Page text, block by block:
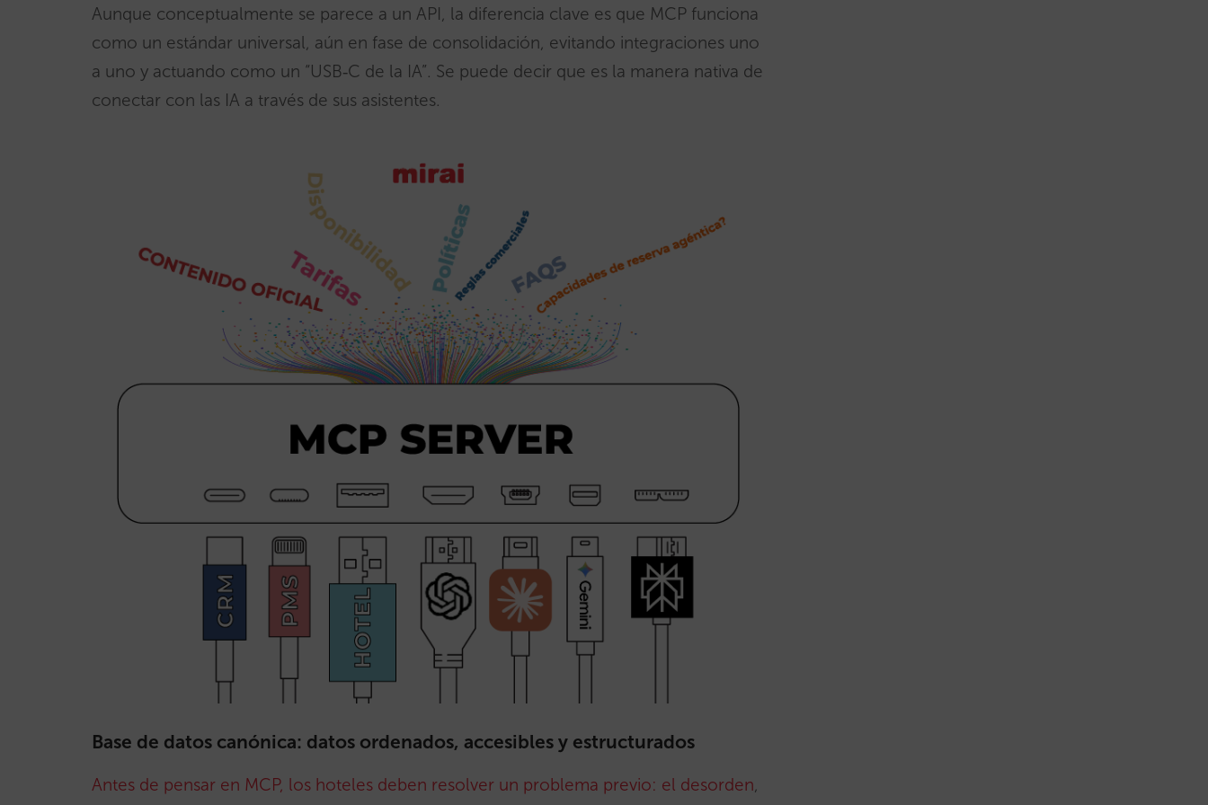
Aunque conceptualmente se parece a un API, la diferencia clave es que MCP funciona
como un estándar universal, aún en fase de consolidación, evitando integraciones uno
a uno y actuando como un “USB‑C de la IA”. Se puede decir que es la manera nativa de
conectar con las IA a través de sus asistentes.
Base de datos canónica: datos ordenados, accesibles y estructurados
Antes de pensar en MCP, los hoteles deben resolver un problema previo: el desorden,